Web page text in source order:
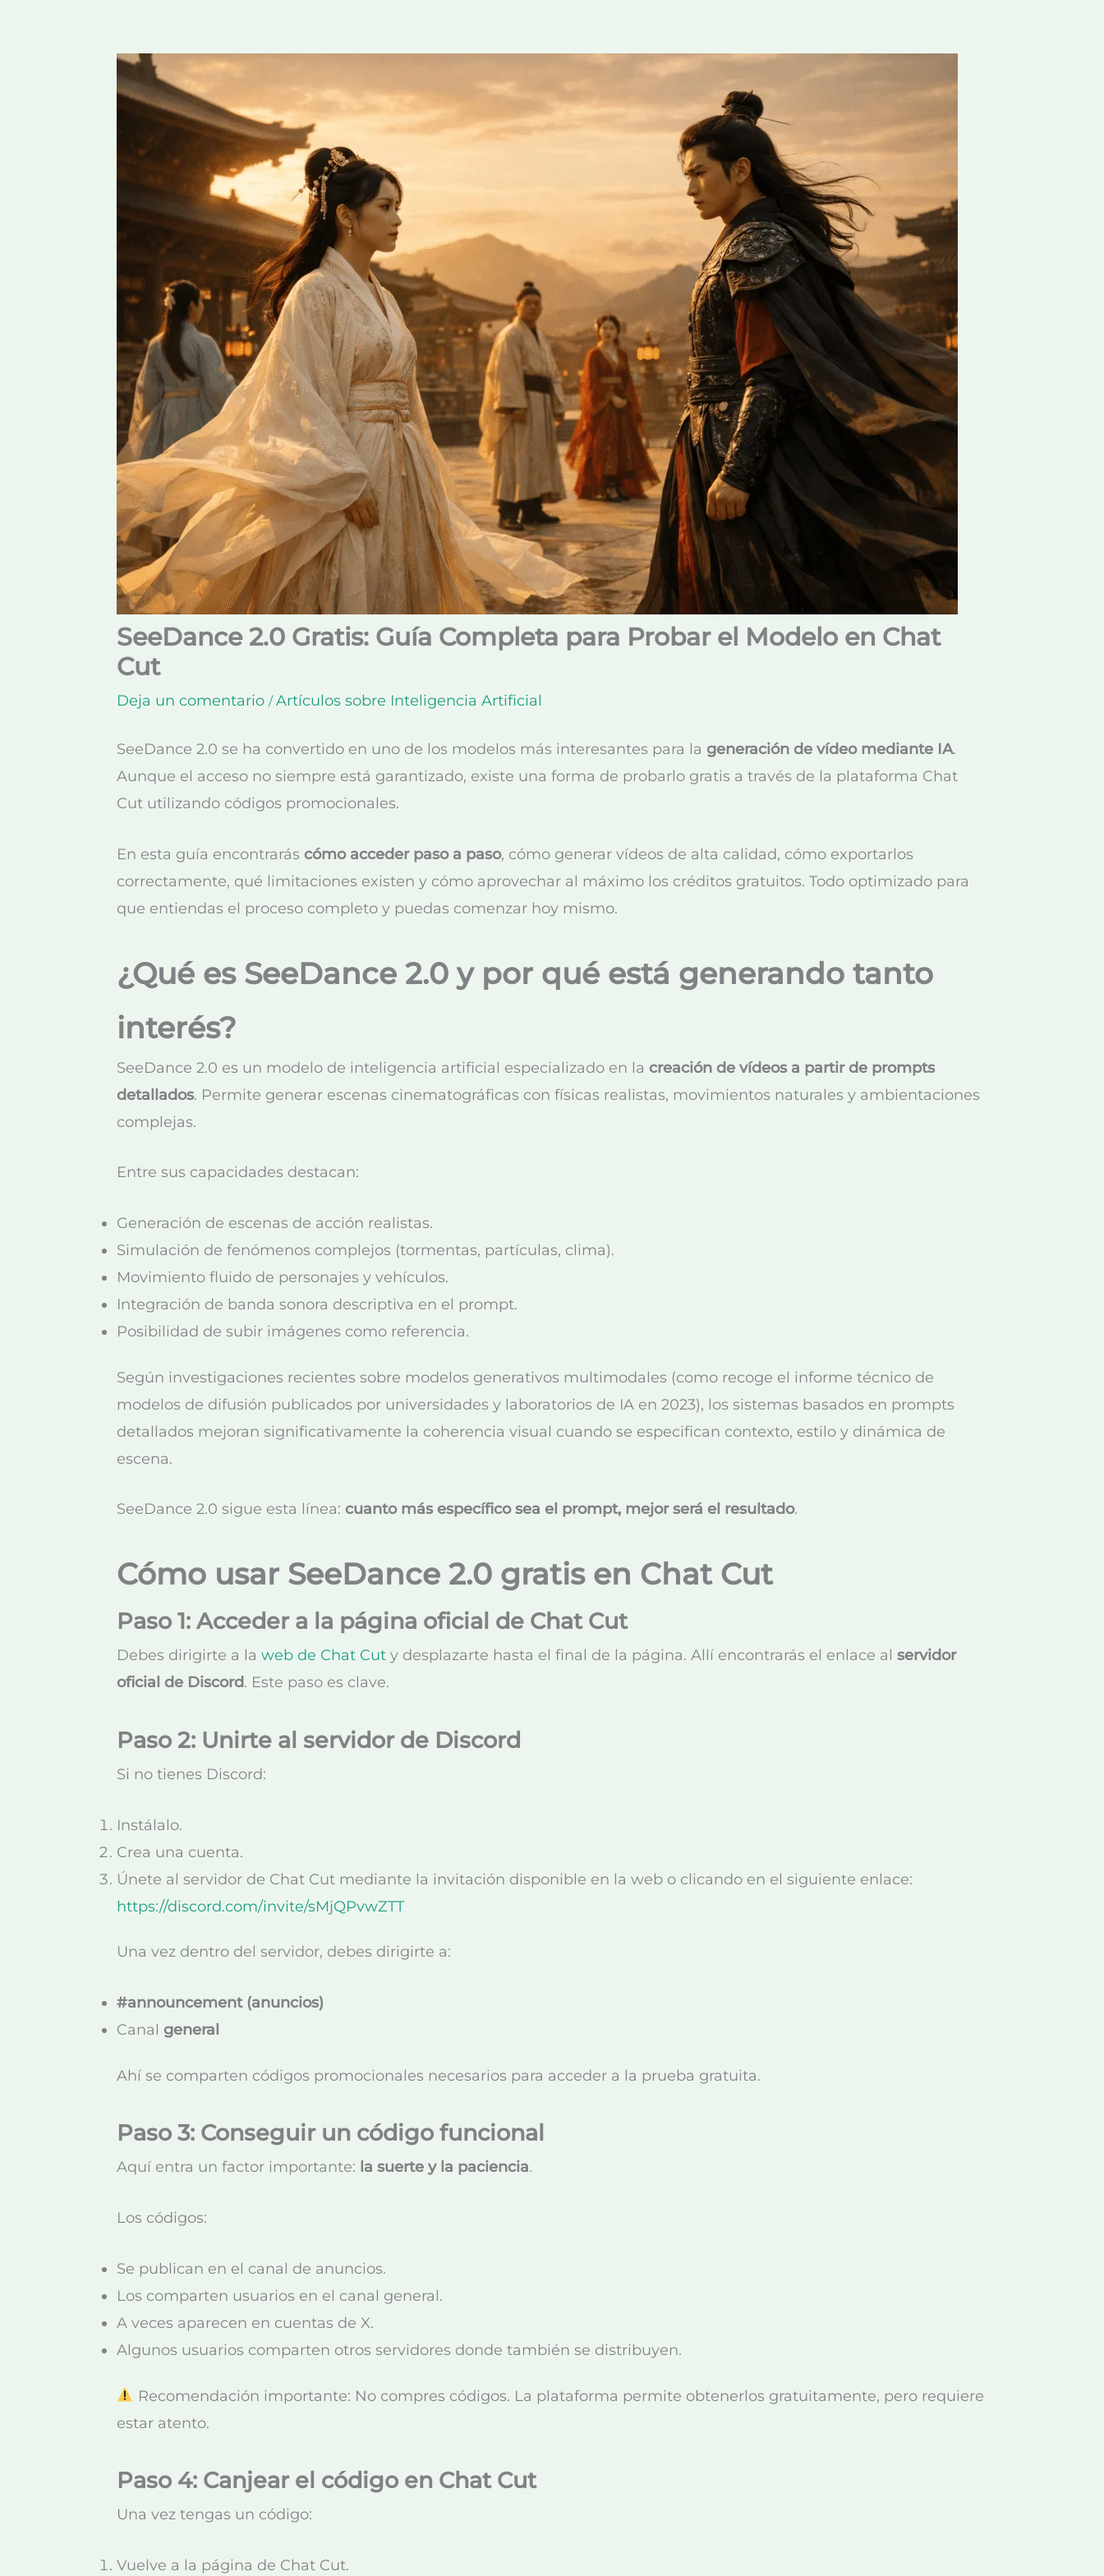
SeeDance 2.0 Gratis: Guía Completa para Probar el Modelo en Chat
Cut
Deja un comentario /Artículos sobre Inteligencia Artificial
SeeDance 2.0 se ha convertido en uno de los modelos más interesantes para la generación de vídeo mediante IA.
Aunque el acceso no siempre está garantizado, existe una forma de probarlo gratis a través de la plataforma Chat
Cut utilizando códigos promocionales.
En esta guía encontrarás cómo acceder paso a paso, cómo generar vídeos de alta calidad, cómo exportarlos
correctamente, qué limitaciones existen y cómo aprovechar al máximo los créditos gratuitos. Todo optimizado para
que entiendas el proceso completo y puedas comenzar hoy mismo.
¿Qué es SeeDance 2.0 y por qué está generando tanto
interés?
SeeDance 2.0 es un modelo de inteligencia artificial especializado en la creación de vídeos a partir de prompts
detallados. Permite generar escenas cinematográficas con físicas realistas, movimientos naturales y ambientaciones
complejas.
Entre sus capacidades destacan:
Generación de escenas de acción realistas.
Simulación de fenómenos complejos (tormentas, partículas, clima).
Movimiento fluido de personajes y vehículos.
Integración de banda sonora descriptiva en el prompt.
Posibilidad de subir imágenes como referencia.
Según investigaciones recientes sobre modelos generativos multimodales (como recoge el informe técnico de
modelos de difusión publicados por universidades y laboratorios de IA en 2023), los sistemas basados en prompts
detallados mejoran significativamente la coherencia visual cuando se especifican contexto, estilo y dinámica de
escena.
SeeDance 2.0 sigue esta línea: cuanto más específico sea el prompt, mejor será el resultado.
Cómo usar SeeDance 2.0 gratis en Chat Cut
Paso 1: Acceder a la página oficial de Chat Cut
Debes dirigirte a la web de Chat Cut y desplazarte hasta el final de la página. Allí encontrarás el enlace al servidor
oficial de Discord. Este paso es clave.
Paso 2: Unirte al servidor de Discord
Si no tienes Discord:
Instálalo.
Crea una cuenta.
Únete al servidor de Chat Cut mediante la invitación disponible en la web o clicando en el siguiente enlace:
https://discord.com/invite/sMjQPvwZTT
Una vez dentro del servidor, debes dirigirte a:
#announcement (anuncios)
Canal general
Ahí se comparten códigos promocionales necesarios para acceder a la prueba gratuita.
Paso 3: Conseguir un código funcional
Aquí entra un factor importante: la suerte y la paciencia.
Los códigos:
Se publican en el canal de anuncios.
Los comparten usuarios en el canal general.
A veces aparecen en cuentas de X.
Algunos usuarios comparten otros servidores donde también se distribuyen.
Recomendación importante: No compres códigos. La plataforma permite obtenerlos gratuitamente, pero requiere
estar atento.
Paso 4: Canjear el código en Chat Cut
Una vez tengas un código:
Vuelve a la página de Chat Cut.